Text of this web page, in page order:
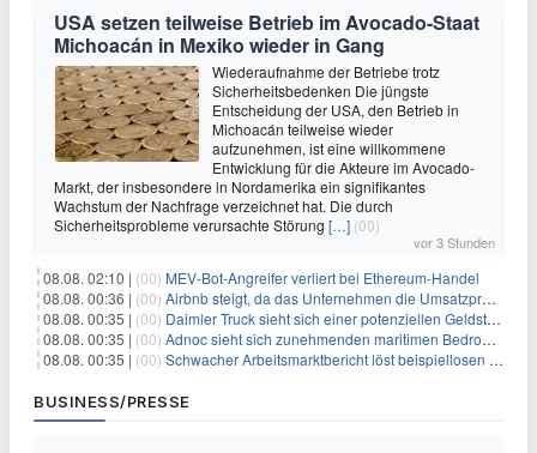
USA setzen teilweise Betrieb im Avocado-Staat
Michoacán in Mexiko wieder in Gang
Wiederaufnahme der Betriebe trotz
Sicherheitsbedenken Die jüngste
Entscheidung der USA, den Betrieb in
Michoacán teilweise wieder
aufzunehmen, ist eine willkommene
Entwicklung für die Akteure im Avocado-
Markt, der insbesondere in Nordamerika ein signifikantes
Wachstum der Nachfrage verzeichnet hat. Die durch
Sicherheitsprobleme verursachte Störung […] (00)
vor 3 Stunden
08.08. 02:10 | (00) MEV-Bot-Angreifer verliert bei Ethereum-Handel
08.08. 00:36 | (00) Airbnb steigt, da das Unternehmen die Umsatzprognose anhebt und starkes Wachstum signalisiert
08.08. 00:35 | (00) Daimler Truck sieht sich einer potenziellen Geldstrafe von 1 Milliarde Euro aufgrund von EU-Emissionsvorschriften gegenüber
08.08. 00:35 | (00) Adnoc sieht sich zunehmenden maritimen Bedrohungen angesichts regionaler Spannungen gegenüber
08.08. 00:35 | (00) Schwacher Arbeitsmarktbericht löst beispiellosen Börsenanstieg aus
BUSINESS/PRESSE